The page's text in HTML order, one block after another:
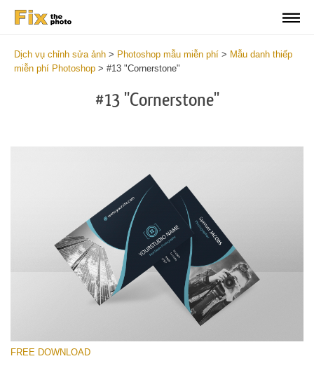
Dịch vụ chỉnh sửa ảnh > Photoshop mẫu miễn phí > Mẫu danh thiếp
miễn phí Photoshop > #13 "Cornerstone"
#13 "Cornerstone"
FREE DOWNLOAD